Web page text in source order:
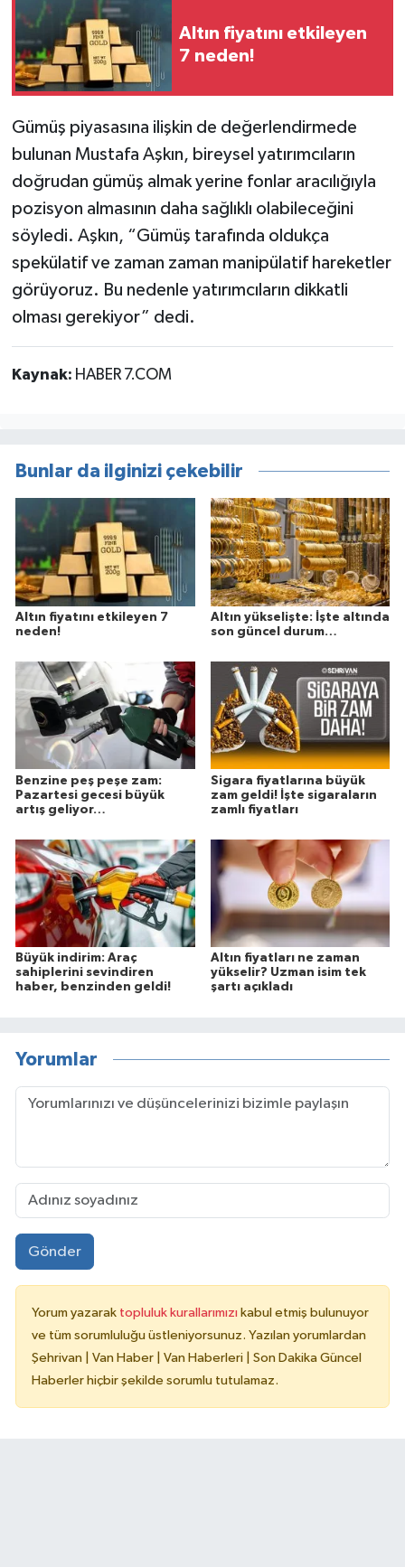
Altın fiyatını etkileyen
7 neden!
Gümüş piyasasına ilişkin de değerlendirmede
bulunan Mustafa Aşkın, bireysel yatırımcıların
doğrudan gümüş almak yerine fonlar aracılığıyla
pozisyon almasının daha sağlıklı olabileceğini
söyledi. Aşkın, “Gümüş tarafında oldukça
spekülatif ve zaman zaman manipülatif hareketler
görüyoruz. Bu nedenle yatırımcıların dikkatli
olması gerekiyor” dedi.
Kaynak: HABER 7.COM
Bunlar da ilginizi çekebilir
Altın fiyatını etkileyen 7
neden!
Altın yükselişte: İşte altında
son güncel durum…
Benzine peş peşe zam:
Pazartesi gecesi büyük
artış geliyor…
Sigara fiyatlarına büyük
zam geldi! İşte sigaraların
zamlı fiyatları
Büyük indirim: Araç
sahiplerini sevindiren
haber, benzinden geldi!
Altın fiyatları ne zaman
yükselir? Uzman isim tek
şartı açıkladı
Yorumlar
Gönder
Yorum yazarak topluluk kurallarımızı kabul etmiş bulunuyor
ve tüm sorumluluğu üstleniyorsunuz. Yazılan yorumlardan
Şehrivan | Van Haber | Van Haberleri | Son Dakika Güncel
Haberler hiçbir şekilde sorumlu tutulamaz.